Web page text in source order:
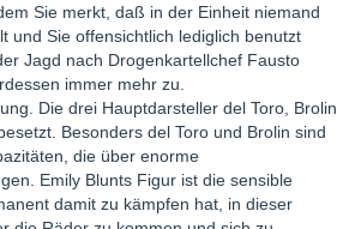
Sie merkt, daß in der Einheit niemand
und Sie offensichtlich lediglich benutzt
Jagd nach Drogenkartellchef Fausto
immer mehr zu.
Die drei Hauptdarsteller del Toro, Brolin
Besonders del Toro und Brolin sind
die über enorme
Emily Blunts Figur ist die sensible
damit zu kämpfen hat, in dieser